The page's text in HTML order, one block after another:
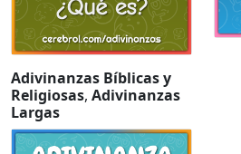
Adivinanzas Bíblicas y
Religiosas, Adivinanzas
Largas